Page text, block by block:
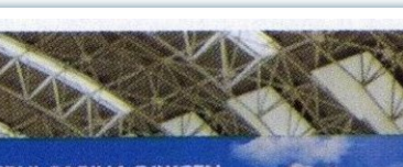
Kimdir?
Holdings Berhad
İhale Duyuruları